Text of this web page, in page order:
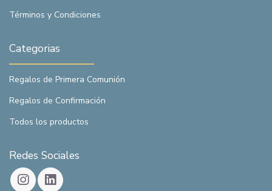
Términos y Condiciones
Categorias
Regalos de Primera Comunión
Regalos de Confirmación
Todos los productos
Redes Sociales